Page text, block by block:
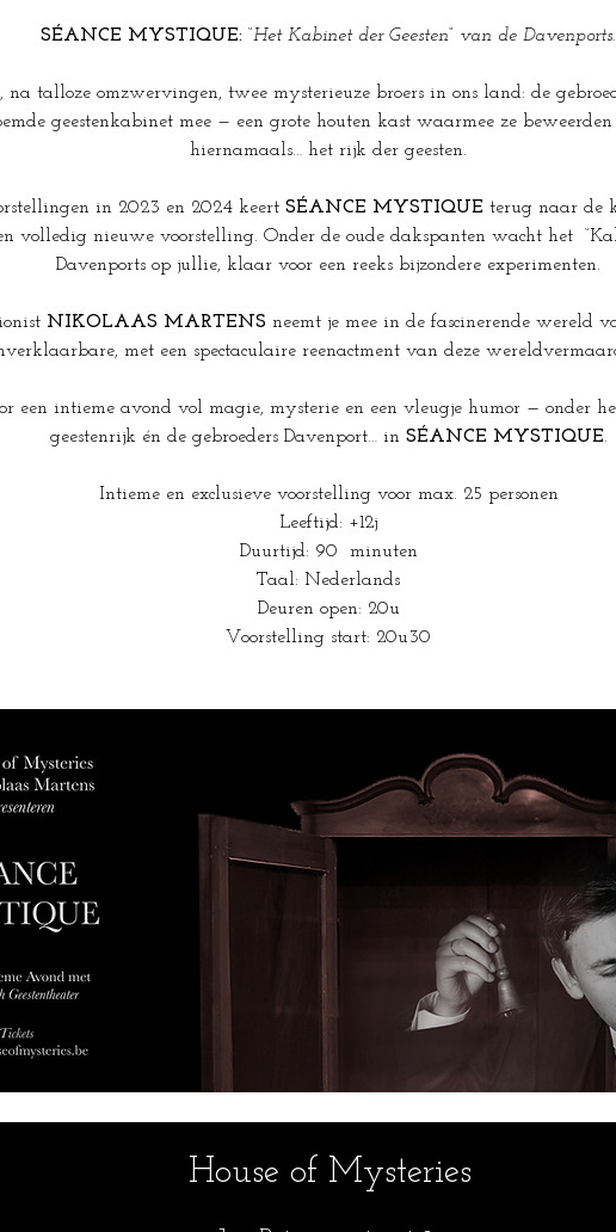
SÉANCE MYSTIQUE: “Het Kabinet der Geesten“ van de Davenports.
na talloze omzwervingen, twee mysterieuze broers in ons land: de
geestenkabinet mee — een grote houten kast waarmee ze
hiernamaals… het rijk der geesten.
in 2023 en 2024 keert SÉANCE MYSTIQUE terug naar de
volledig nieuwe voorstelling. Onder de oude dakspanten wacht het
Davenports op jullie, klaar voor een reeks bijzondere experimenten.
NIKOLAAS MARTENS neemt je mee in de fascinerende wereld
met een spectaculaire reenactment van deze
een intieme avond vol magie, mysterie en een vleugje humor — onder
geestenrijk én de gebroeders Davenport… in SÉANCE MYSTIQUE.
Intieme en exclusieve voorstelling voor max. 25 personen
Leeftijd: +12j
Duurtijd: 90  minuten
Taal: Nederlands
Deuren open: 20u
Voorstelling start: 20u30
House of Mysteries